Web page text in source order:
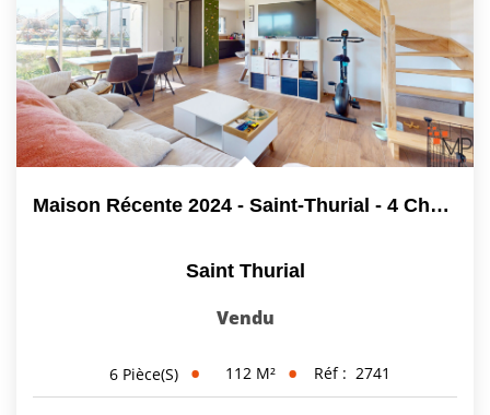
Maison Récente 2024 - Saint-Thurial - 4 Chambres - DPE A
Saint Thurial
Vendu
6 Pièce(s) 112 M² Réf : 2741